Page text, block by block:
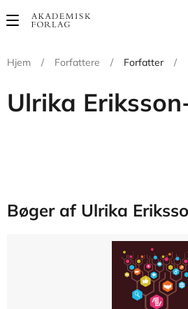
Main
Hjem
/ Forfattere / Forfatter /
Ulrika
Bøger af Ulrika